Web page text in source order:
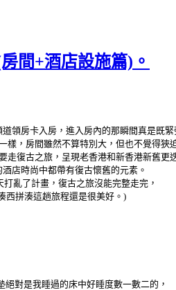
間+酒店設施篇)。
領房卡入房，進入房內的那瞬間真是既緊
樣，房間雖然不算特別大，但也不覺得狹
復古之旅，呈現老香港和新香港新舊更
店時尚中都帶有復古懷舊的元素。
亂了計畫，復古之旅沒能完整走完，
西拼湊這趟旅程還是很美好。)
對是我睡過的床中好睡度數一數二的，